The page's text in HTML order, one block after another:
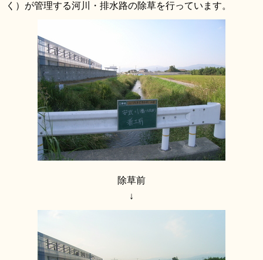
サイトについて
閉じる
く）が管理する河川・排水路の除草を行っています。
除草前
↓